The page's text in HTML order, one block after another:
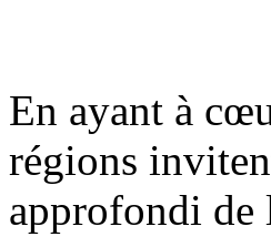
En ayant à
régions
approfondi de